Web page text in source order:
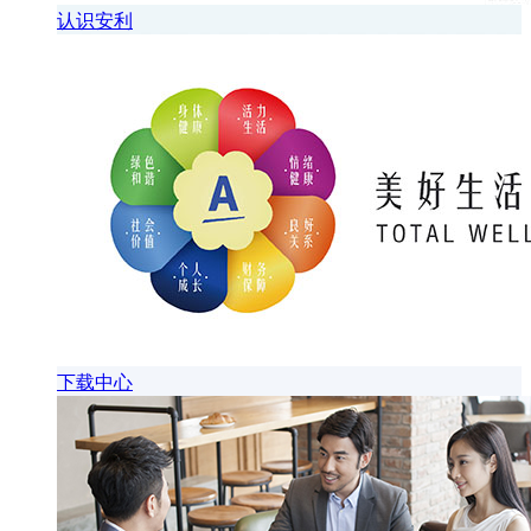
认识安利
下载中心